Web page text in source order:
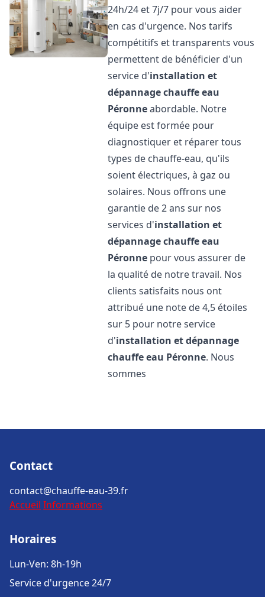
24h/24 et 7j/7 pour vous aider
en cas d'urgence. Nos tarifs
compétitifs et transparents vous
permettent de bénéficier d'un
service d'installation et
dépannage chauffe eau
Péronneabordable. Notre
équipe est formée pour
diagnostiquer et réparer tous
types de chauffe-eau, qu'ils
soient électriques, à gaz ou
solaires. Nous offrons une
garantie de 2 ans sur nos
services d'installation et
dépannage chauffe eau
Péronne pour vous assurer de
la qualité de notre travail. Nos
clients satisfaits nous ont
attribué une note de 4,5 étoiles
sur 5 pour notre service
d'installation et dépannage
chauffe eau Péronne. Nous
sommes
Contact
contact@chauffe-eau-39.fr
Accueil Informations
Horaires
Lun-Ven: 8h-19h
Service d'urgence 24/7